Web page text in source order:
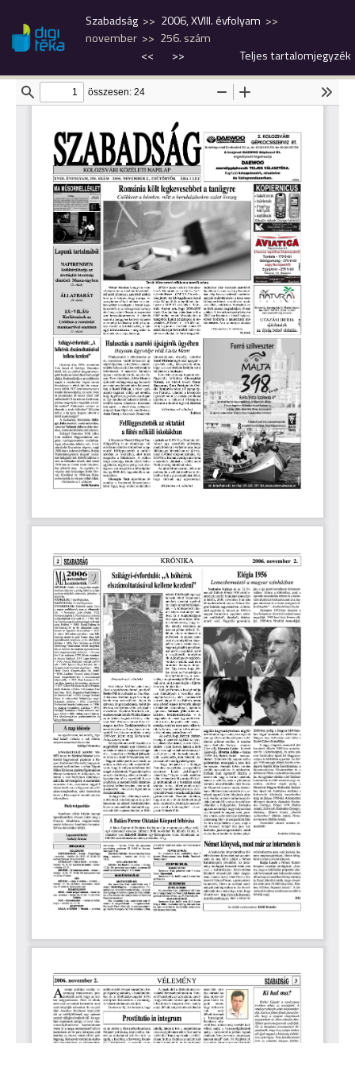
Szabadság
2006, XVIII. évfolyam
november
256. szám
<<
>> Teljes tartalomjegyzék